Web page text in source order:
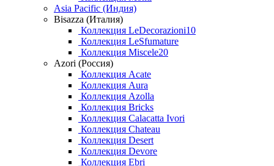
Asia Pacific (Индия)
Bisazza (Италия)
Коллекция LeDecorazioni10
Коллекция LeSfumature
Коллекция Miscele20
Azori (Россия)
Коллекция Acate
Коллекция Aura
Коллекция Azolla
Коллекция Bricks
Коллекция Calacatta Ivori
Коллекция Chateau
Коллекция Desert
Коллекция Devore
Коллекция Ebri